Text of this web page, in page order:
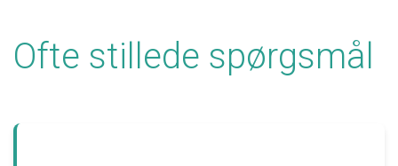
Ofte stillede spørgsmål